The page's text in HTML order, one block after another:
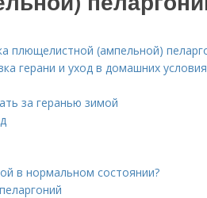
плющелистной (ампельной)
герани и уход в домашних
за геранью зимой
в нормальном состоянии?